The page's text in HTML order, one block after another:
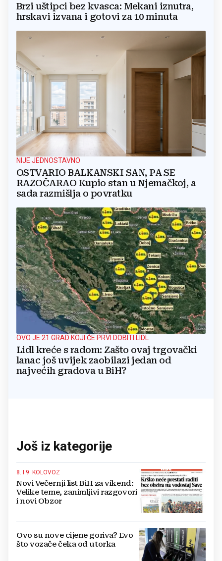
Brzi uštipci bez kvasca: Mekani iznutra,
hrskavi izvana i gotovi za 10 minuta
NIJE JEDNOSTAVNO
OSTVARIO BALKANSKI SAN, PA SE
RAZOČARAO Kupio stan u Njemačkoj, a
sada razmišlja o povratku
OVO JE 21 GRAD KOJI ĆE PRVI DOBITI LIDL
Lidl kreće s radom: Zašto ovaj trgovački
lanac još uvijek zaobilazi jedan od
najvećih gradova u BiH?
Još iz kategorije
8. I 9. KOLOVOZ
Novi Večernji list BiH za vikend:
Velike teme, zanimljivi razgovori
i novi Obzor
Ovo su nove cijene goriva? Evo
što vozače čeka od utorka